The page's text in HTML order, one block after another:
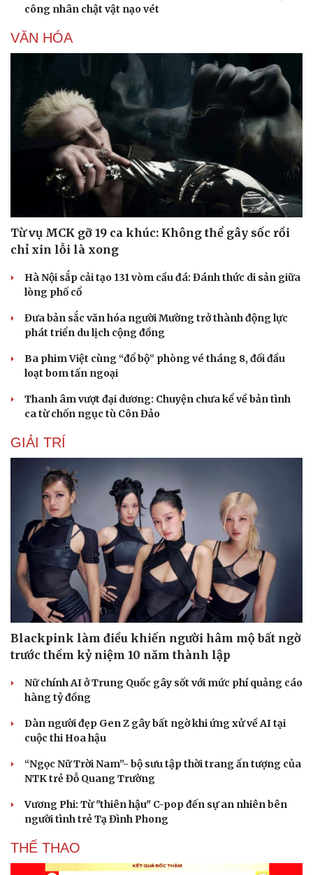
Du lịch
Tư vấn
Săn Tour
check-in
Podcast
Câu chuyện thời sự
Đọc truyện đêm khuya
Cửa sổ tình yêu
Kể chuyện cho bé
Hạt giống tâm hồn
công nhân chật vật nạo vét
VĂN HÓA
Từ vụ MCK gỡ 19 ca khúc: Không thể gây sốc rồi
chỉ xin lỗi là xong
Hà Nội sắp cải tạo 131 vòm cầu đá: Đánh thức di sản giữa
lòng phố cổ
Đưa bản sắc văn hóa người Mường trở thành động lực
phát triển du lịch cộng đồng
Ba phim Việt cùng “đổ bộ” phòng vé tháng 8, đối đầu
loạt bom tấn ngoại
Thanh âm vượt đại dương: Chuyện chưa kể về bản tình
ca từ chốn ngục tù Côn Đảo
GIẢI TRÍ
Blackpink làm điều khiến người hâm mộ bất ngờ
trước thềm kỷ niệm 10 năm thành lập
Nữ chính AI ở Trung Quốc gây sốt với mức phí quảng cáo
hàng tỷ đồng
Dàn người đẹp Gen Z gây bất ngờ khi ứng xử về AI tại
cuộc thi Hoa hậu
“Ngọc Nữ Trời Nam”- bộ sưu tập thời trang ấn tượng của
NTK trẻ Đỗ Quang Trường
Vương Phi: Từ "thiên hậu" C-pop đến sự an nhiên bên
người tình trẻ Tạ Đình Phong
THỂ THAO